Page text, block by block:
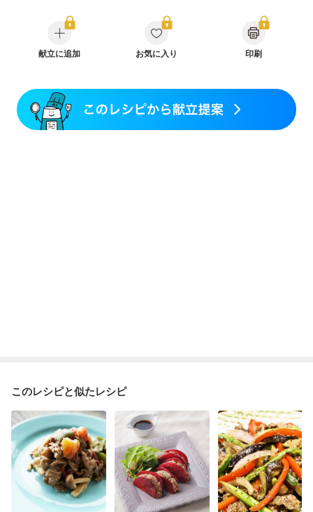
CKD（ステージ３a）
乳がん（抗がん剤治療中）
乳がん（ホルモン療法中）
乳がん（放射線治療中）
乳がん治療を終えた方・経過観察中の方など
産後（母乳）
ニキビ・肌荒れ
献立に追加 お気に入り 印刷
このレシピと似たレシピ